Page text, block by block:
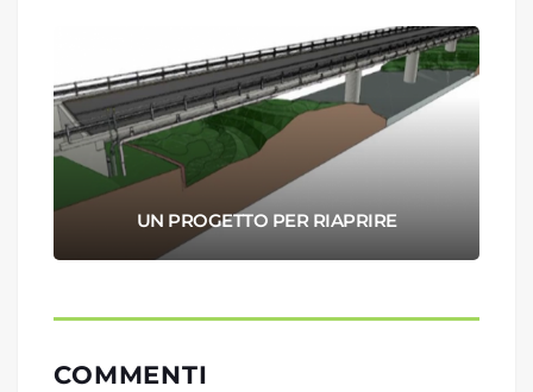
UN PROGETTO PER RIAPRIRE
COMMENTI